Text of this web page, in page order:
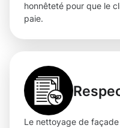
honnêteté pour que le
paie.
Le nettoyage de